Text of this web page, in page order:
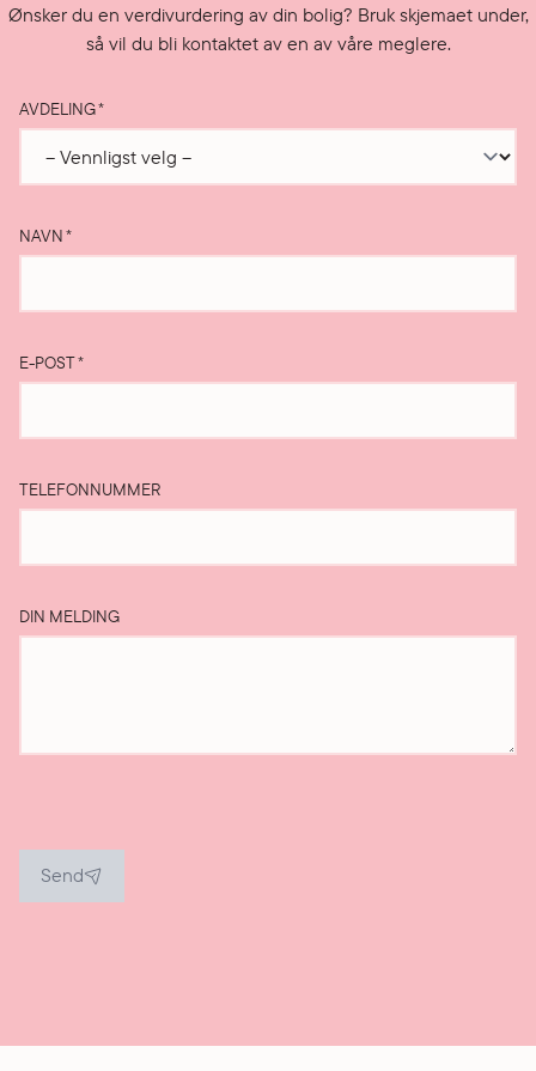
Ønsker du en verdivurdering av din bolig? Bruk skjemaet under,
så vil du bli kontaktet av en av våre meglere.
AVDELING*
NAVN*
E-POST*
TELEFONNUMMER
DIN MELDING
Send